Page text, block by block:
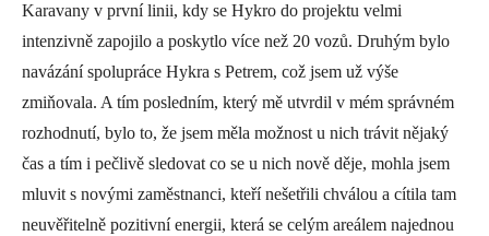
Karavany v první linii, kdy se Hykro do projektu velmi
intenzivně zapojilo a poskytlo více než 20 vozů. Druhým bylo
navázání spolupráce Hykra s Petrem, což jsem už výše
zmiňovala. A tím posledním, který mě utvrdil v mém správném
rozhodnutí, bylo to, že jsem měla možnost u nich trávit nějaký
čas a tím i pečlivě sledovat co se u nich nově děje, mohla jsem
mluvit s novými zaměstnanci, kteří nešetřili chválou a cítila tam
neuvěřitelně pozitivní energii, která se celým areálem najednou